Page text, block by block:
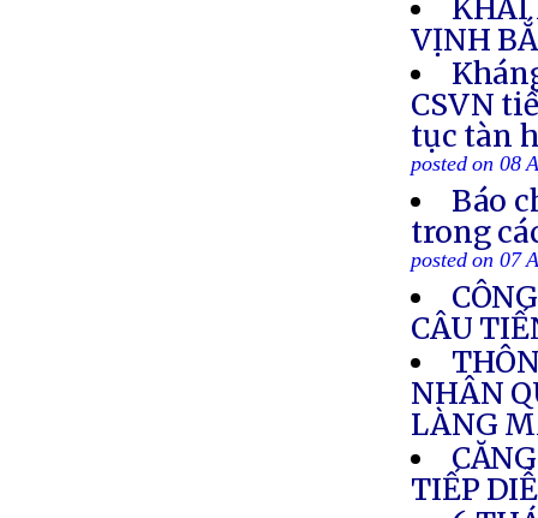
KHAI
VỊNH
CSVN
tục tàn
posted on 08
Báo
trong
posted on 07
CÂU
NHÂN
LÀNG
TIẾP